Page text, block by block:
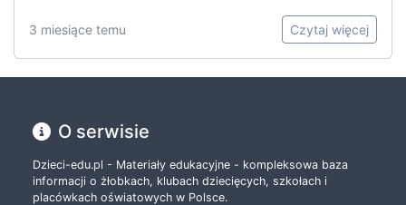
3 miesiące temu Czytaj więcej
O serwisie
Dzieci-edu.pl - Materiały edukacyjne - kompleksowa baza
informacji o żłobkach, klubach dziecięcych, szkołach i
placówkach oświatowych w Polsce.